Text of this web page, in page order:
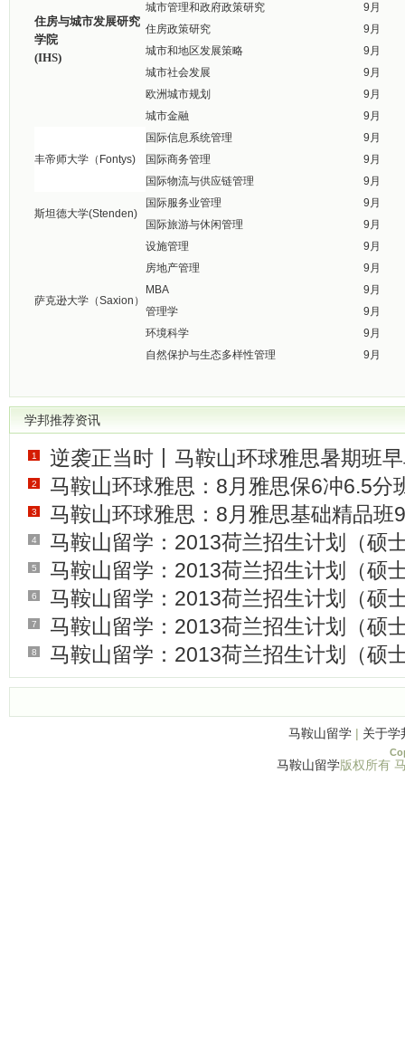
住房与城市发展研究
学院
(IHS)
城市管理和政府政策研究
9月
住房政策研究
9月
城市和地区发展策略
9月
城市社会发展
9月
欧洲城市规划
9月
城市金融
9月
丰帝师大学（Fontys)
国际信息系统管理
9月
国际商务管理
9月
国际物流与供应链管理
9月
斯坦德大学(Stenden)
国际服务业管理
9月
国际旅游与休闲管理
9月
萨克逊大学（Saxion）
设施管理
9月
房地产管理
9月
MBA
9月
管理学
9月
环境科学
9月
自然保护与生态多样性管理
9月
学邦推荐资讯
1 逆袭正当时丨马鞍山环球雅思暑期班
2 马鞍山环球雅思：8月雅思保6冲6.5分
3 马鞍山环球雅思：8月雅思基础精品班
4 马鞍山留学：2013荷兰招生计划（硕
5 马鞍山留学：2013荷兰招生计划（硕
6 马鞍山留学：2013荷兰招生计划（硕
7 马鞍山留学：2013荷兰招生计划（硕
8 马鞍山留学：2013荷兰招生计划（硕
马鞍山留学 | 关于学
马鞍山留学版权所有